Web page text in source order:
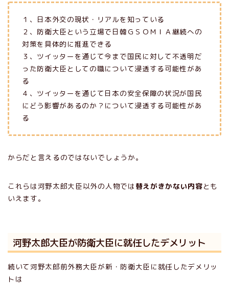
１、日本外交の現状・リアルを知っている
２、防衛大臣という立場で日韓ＧＳＯＭＩＡ継続への
対策を具体的に推進できる
３、ツイッターを通じて今まで国民に対して不透明だ
った防衛大臣としての職について浸透する可能性があ
る
４、ツイッターを通じて日本の安全保障の状況が国民
にどう影響があるのか？について浸透する可能性があ
る
からだと言えるのではないでしょうか。
これらは河野太郎大臣以外の人物では 替えがきかない内容とも
いえます。
河野太郎大臣が防衛大臣に就任したデメリット
続いて河野太郎前外務大臣が新・防衛大臣に就任したデメリッ
トは